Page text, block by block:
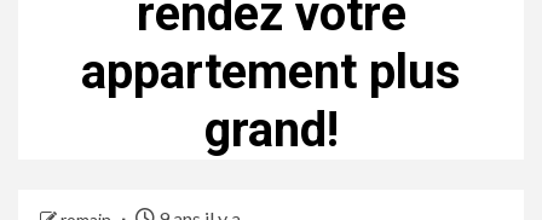
rendez votre
appartement plus
grand!